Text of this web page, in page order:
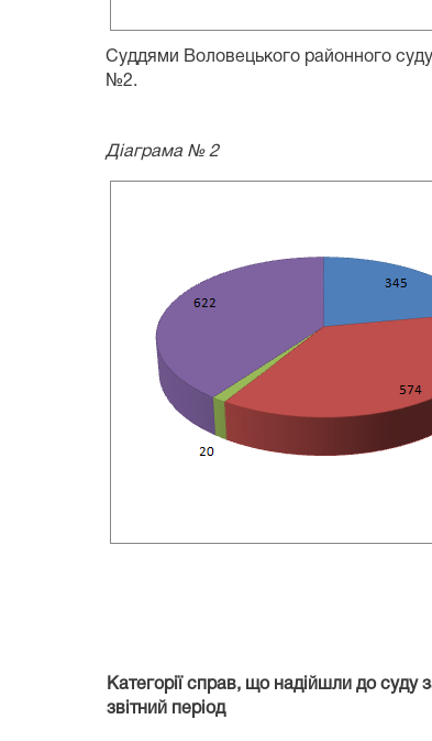
Суддями Воловецького районного суду
№2.
Діаграма № 2
Категорії справ, що надійшли до суду
звітний період